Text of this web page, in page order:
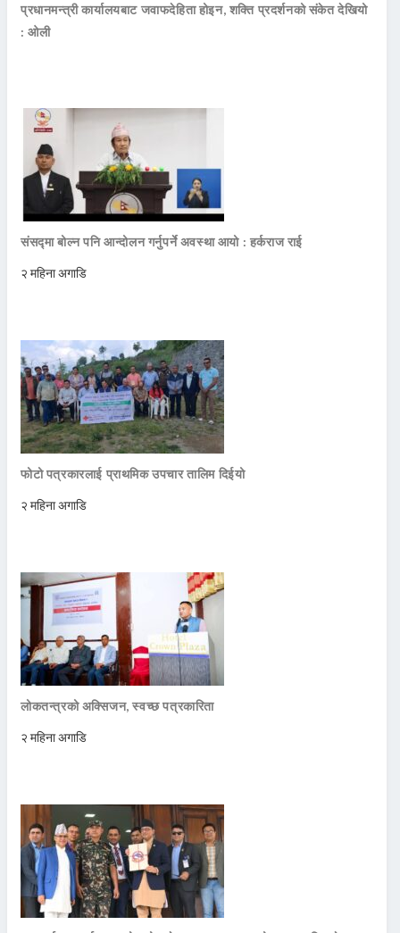
प्रधानमन्त्री कार्यालयबाट जवाफदेहिता होइन, शक्ति प्रदर्शनको संकेत देखियो
: ओली
संसद्मा बोल्न पनि आन्दोलन गर्नुपर्ने अवस्था आयो : हर्कराज राई
२ महिना अगाडि
फोटो पत्रकारलाई प्राथमिक उपचार तालिम दिईयो
२ महिना अगाडि
लोकतन्त्रको अक्सिजन, स्वच्छ पत्रकारिता
२ महिना अगाडि